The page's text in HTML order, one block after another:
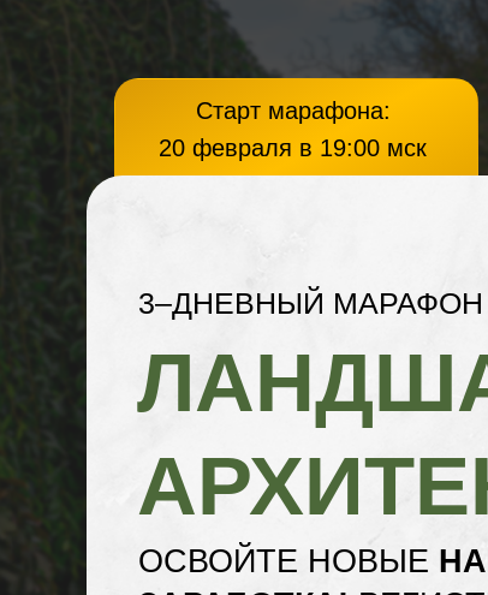
3‒ДНЕВНЫЙ МАРАФОН
Старт марафона:
20 февраля в 19:00 мск
ОСВОЙТЕ НОВЫЕ